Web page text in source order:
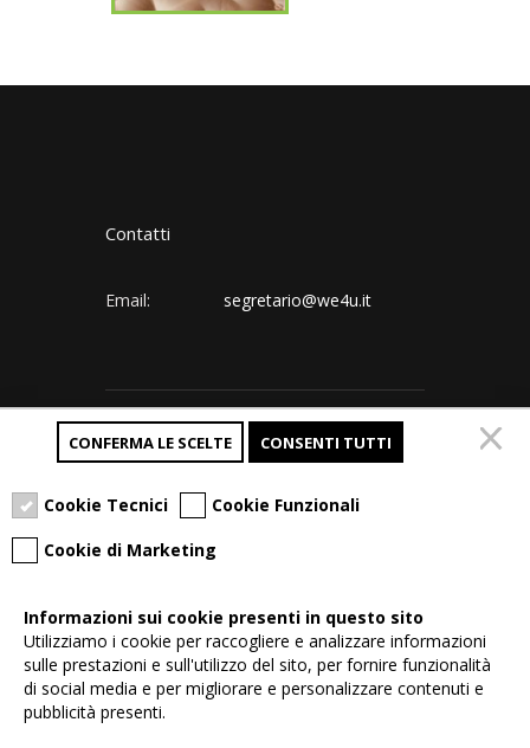
Contatti
Email: segretario@we4u.it
Follow us:
Copyright © 2023 all right reserved
Tech Style srl
CONFERMA LE SCELTE CONSENTI TUTTI
Cookie Tecnici
Cookie Funzionali
Cookie di Marketing
Informazioni sui cookie presenti in questo sito
Utilizziamo i cookie per raccogliere e analizzare informazioni
sulle prestazioni e sull'utilizzo del sito, per fornire funzionalità
di social media e per migliorare e personalizzare contenuti e
pubblicità presenti.